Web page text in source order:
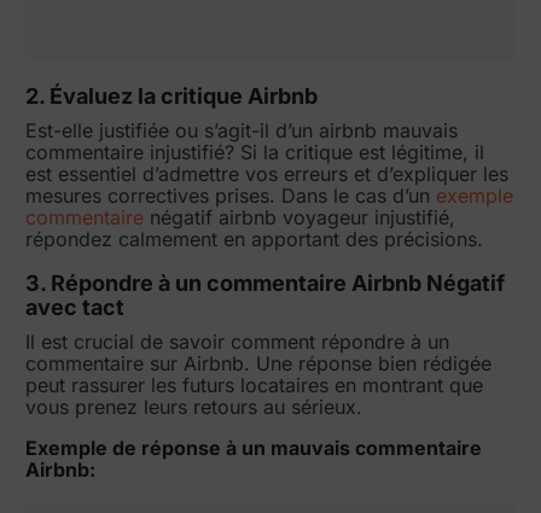
2. Évaluez la critique Airbnb
Est-elle justifiée ou s’agit-il d’un airbnb mauvais
commentaire injustifié? Si la critique est légitime, il
est essentiel d’admettre vos erreurs et d’expliquer les
mesures correctives prises. Dans le cas d’un exemple
commentaire négatif airbnb voyageur injustifié,
répondez calmement en apportant des précisions.
3. Répondre à un commentaire Airbnb Négatif
avec tact
Il est crucial de savoir comment répondre à un
commentaire sur Airbnb. Une réponse bien rédigée
peut rassurer les futurs locataires en montrant que
vous prenez leurs retours au sérieux.
Exemple de réponse à un mauvais commentaire
Airbnb: